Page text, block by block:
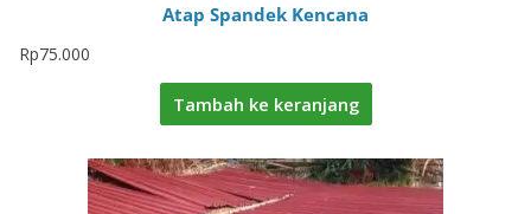
Atap Spandek Kencana
Rp75.000
Tambah ke keranjang